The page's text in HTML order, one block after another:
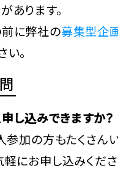
あります。
に弊社の募集型企
い。
し込みできますか？
参加の方もたくさん
軽にお申し込みくださ